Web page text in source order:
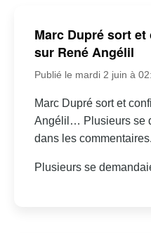
Marc Dupré sort
sur René Angélil
Publié le mardi 2 juin à
Marc Dupré sort et
Angélil… Plusieurs se
dans les commentaires.
Plusieurs se